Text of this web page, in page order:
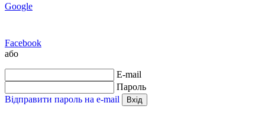
Google
Facebook
або
E-mail
Пароль
Відправити пароль на e-mail
Вхід